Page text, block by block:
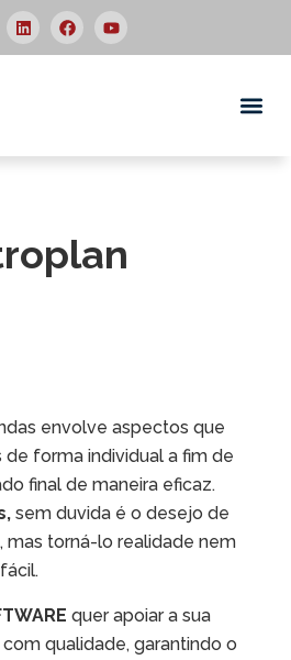
envolve aspectos que
forma individual a fim de
final de maneira eficaz.
sem duvida é o desejo de
mas torná-lo realidade nem
quer apoiar a sua
qualidade, garantindo o